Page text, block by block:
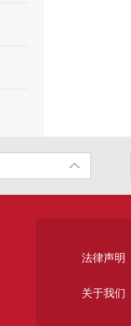
法律声明
关于我们